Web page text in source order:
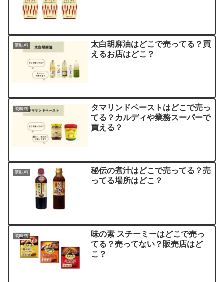
調味料
太白胡麻油はどこで売ってる？買
えるお店はどこ？
調味料
タマリンドペーストはどこで売っ
てる？カルディや業務スーパーで
買える？
調味料
秘伝の煮汁はどこで売ってる？売
ってる場所はどこ？
調味料
味の素 スチーミーはどこで売っ
てる？売ってない？販売店はど
こ？